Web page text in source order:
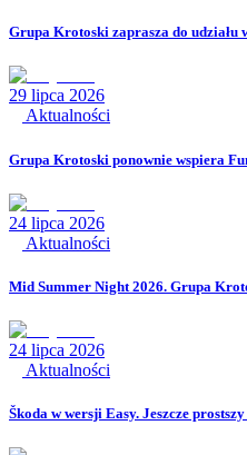
Grupa Krotoski zaprasza do udziału
29 lipca 2026
Aktualności
Grupa Krotoski ponownie wspiera
24 lipca 2026
Aktualności
Mid Summer Night 2026. Grupa
24 lipca 2026
Aktualności
Škoda w wersji Easy. Jeszcze